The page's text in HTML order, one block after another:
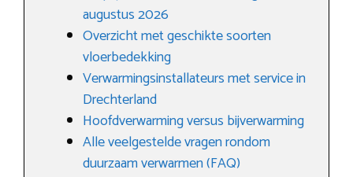
augustus 2026
Overzicht met geschikte soorten
vloerbedekking
Verwarmingsinstallateurs met service in
Drechterland
Hoofdverwarming versus bijverwarming
Alle veelgestelde vragen rondom
duurzaam verwarmen (FAQ)